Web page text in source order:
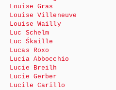
Louise Gras
Louise Villeneuve
Louise Wailly
Luc Schelm
Luc Śkaille
Lucas Roxo
Lucia Abbocchio
Lucie Breilh
Lucie Gerber
Lucile Carillo